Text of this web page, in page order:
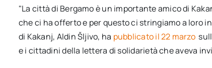
"La città di Bergamo è un importante amico di
che ci ha offerto e per questo ci stringiamo a loro
di Kakanj, Aldin Šljivo, ha pubblicato il 22 marzo
e i cittadini della lettera di solidarietà che aveva